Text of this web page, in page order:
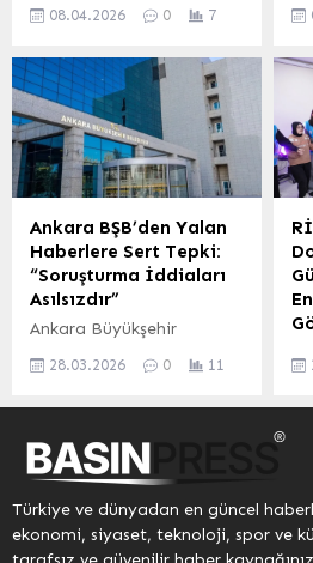
Kadınların,...
beklenen soğuk hava
doğu bölgelerde karla
karışık yağmur ve kar
yağışına neden olacak.
Meteoroloji yetkililerinden
alınan haftalık rapora
göre, Marmara ve Ege
üzerinden giriş yapacak
serin hava kütlesi ve
kuzeyli rüzgarlar, hava
sıcaklıklarında ani bir
Şehirlerde...
08.04.2026 0 7
Ankara BŞB’den Yalan
Haberlere Sert Tepki:
“Soruşturma İddiaları
Asılsızdır”
Ankara Büyükşehir
basın yayın organlarında
Başkanı Mansur Yavaş
hakkında üçüncü bir
yönündeki iddiaları kesin
bir dille yalanladı.
28.03.2026 0 11
Türkiye ve dünyadan en güncel
ekonomi, siyaset, teknoloji, spor ve